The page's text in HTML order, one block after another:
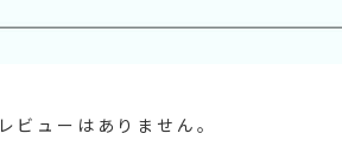
レビューはありません。